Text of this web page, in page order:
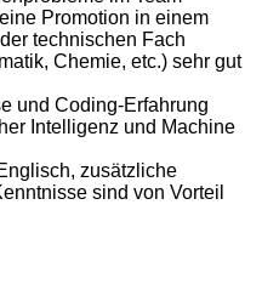
Promotion in einem
technischen Fach
Chemie, etc.) sehr gut
und Coding-Erfahrung
Intelligenz und Machine
zusätzliche
sind von Vorteil